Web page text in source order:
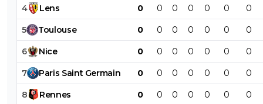
4 Lens 0 0 0 0 0 0 0
5 Toulouse 0 0 0 0 0 0 0
6 Nice 0 0 0 0 0 0 0
7 Paris Saint Germain 0 0 0 0 0 0 0
8 Rennes 0 0 0 0 0 0 0